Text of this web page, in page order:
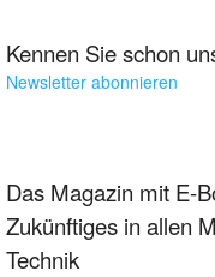
Kennen Sie schon
Newsletter abonnieren
Das Magazin mit E-
Zukünftiges in allen
Technik